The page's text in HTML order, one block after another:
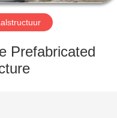
Prefabricated